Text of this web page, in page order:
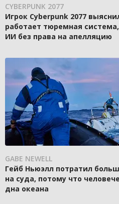
CYBERPUNK 2077
Игрок Cyberpunk 2077
работает тюремная
ИИ без права на апелляцию
GABE NEWELL
Гейб Ньюэлл потратил
на суда, потому что
дна океана